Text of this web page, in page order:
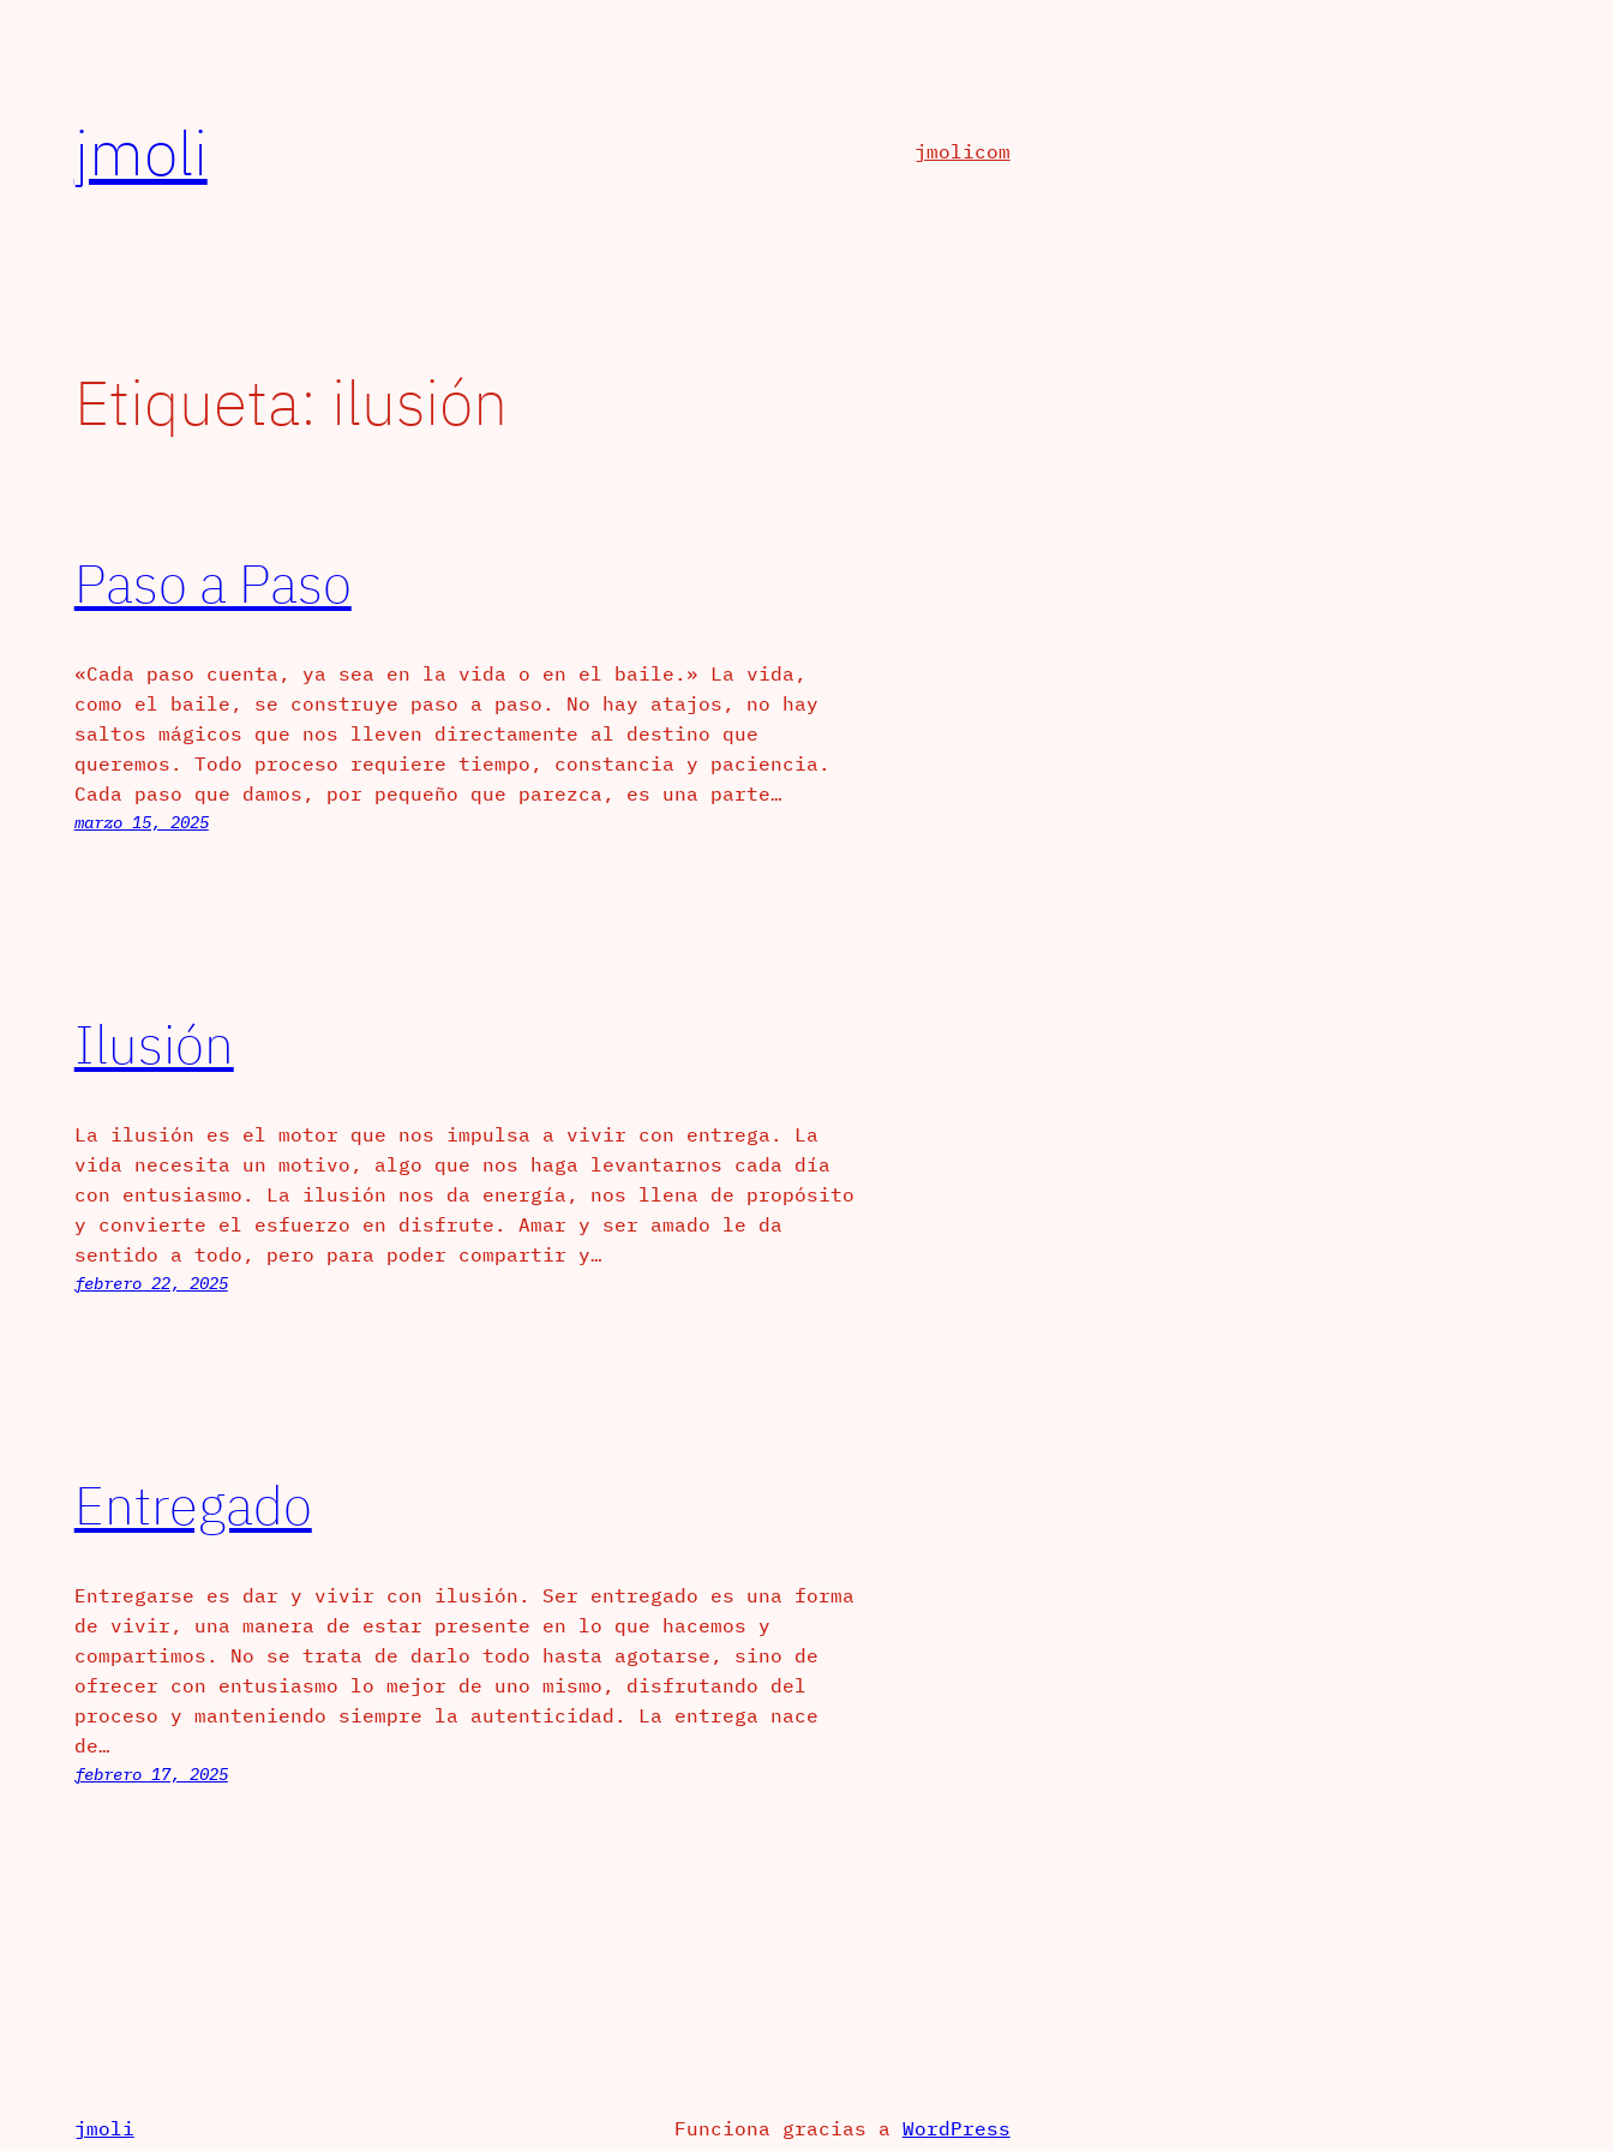
jmoli jmolicom
Etiqueta: ilusión
Paso a Paso
«Cada paso cuenta, ya sea en la vida o en el baile.» La vida,
como el baile, se construye paso a paso. No hay atajos, no hay
saltos mágicos que nos lleven directamente al destino que
queremos. Todo proceso requiere tiempo, constancia y paciencia.
Cada paso que damos, por pequeño que parezca, es una parte…
marzo 15, 2025
Ilusión
La ilusión es el motor que nos impulsa a vivir con entrega. La
vida necesita un motivo, algo que nos haga levantarnos cada día
con entusiasmo. La ilusión nos da energía, nos llena de propósito
y convierte el esfuerzo en disfrute. Amar y ser amado le da
sentido a todo, pero para poder compartir y…
febrero 22, 2025
Entregado
Entregarse es dar y vivir con ilusión. Ser entregado es una forma
de vivir, una manera de estar presente en lo que hacemos y
compartimos. No se trata de darlo todo hasta agotarse, sino de
ofrecer con entusiasmo lo mejor de uno mismo, disfrutando del
proceso y manteniendo siempre la autenticidad. La entrega nace
de…
febrero 17, 2025
jmoli Funciona gracias a WordPress